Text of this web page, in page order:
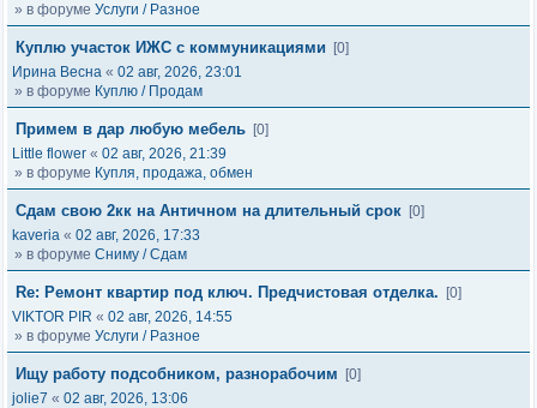
» в форуме Услуги / Разное
Куплю участок ИЖС с коммуникациями
[0]
Ирина Весна « 02 авг, 2026, 23:01
» в форуме Куплю / Продам
Примем в дар любую мебель [0]
Little flower « 02 авг, 2026, 21:39
» в форуме Купля, продажа, обмен
Сдам свою 2кк на Античном на длительный срок [0]
kaveria « 02 авг, 2026, 17:33
» в форуме Сниму / Сдам
Re: Ремонт квартир под ключ. Предчистовая отделка.
[0]
VIKTOR PIR « 02 авг, 2026, 14:55
» в форуме Услуги / Разное
Ищу работу подсобником, разнорабочим
[0]
jolie7 « 02 авг, 2026, 13:06